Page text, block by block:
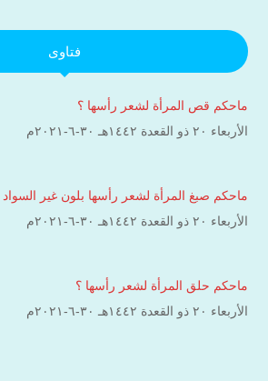
فتاوى
ماحكم قص المرأة لشعر رأسها ؟
الأربعاء ۲۰ ذو القعدة ۱٤٤۲هـ ۳۰-٦-۲۰۲۱م
ماحكم صبغ المرأة لشعر رأسها بلون غير السواد
الأربعاء ۲۰ ذو القعدة ۱٤٤۲هـ ۳۰-٦-۲۰۲۱م
ماحكم حلق المرأة لشعر رأسها ؟
الأربعاء ۲۰ ذو القعدة ۱٤٤۲هـ ۳۰-٦-۲۰۲۱م